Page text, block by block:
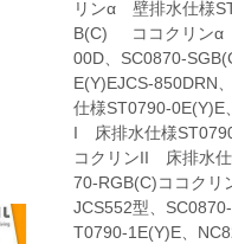
リンα 壁排水仕様
B(C) ココクリンα
00D、SC0870-
E(Y)EJCS-
仕様ST0790-0E(Y)E
I 床排水仕様
コクリンII 床排水
70-RGB(C)ココクリ
JCS552型、
T0790-1E(Y)E、